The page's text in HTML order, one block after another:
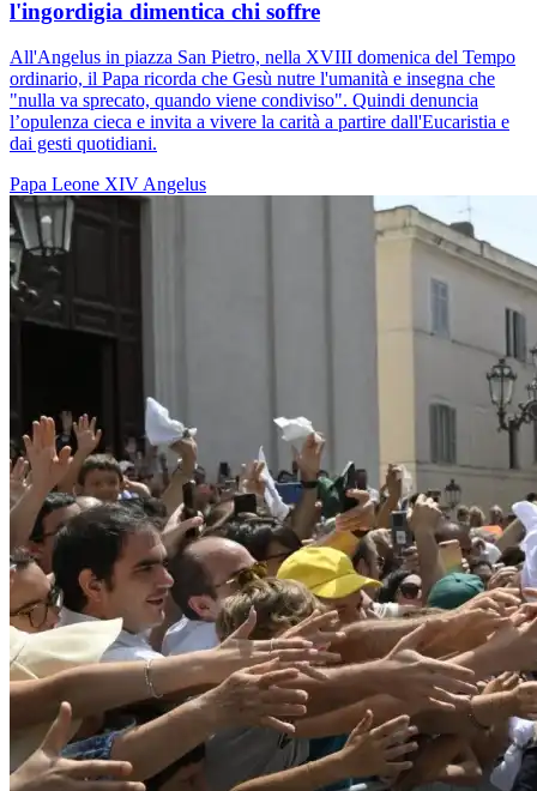
l'ingordigia dimentica chi soffre
All'Angelus in piazza San Pietro, nella XVIII domenica del Tempo
ordinario, il Papa ricorda che Gesù nutre l'umanità e insegna che
"nulla va sprecato, quando viene condiviso". Quindi denuncia
l’opulenza cieca e invita a vivere la carità a partire dall'Eucaristia e
dai gesti quotidiani.
Papa Leone XIV Angelus